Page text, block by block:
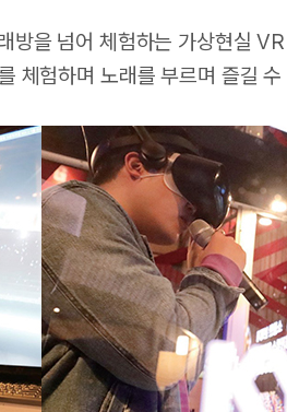
방을 넘어 체험하는 가상현실
험하며 노래를 부르며 즐길